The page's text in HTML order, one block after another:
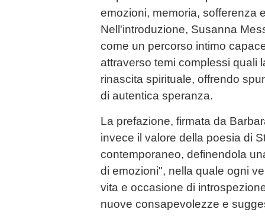
emozioni, memoria, sofferenza
Nell'introduzione, Susanna
come un percorso intimo
attraverso temi complessi quali
rinascita spirituale, offrendo
di autentica speranza.
La prefazione, firmata da
invece il valore della poesia di
contemporaneo, definendola
di emozioni", nella quale ogni
vita e occasione di
nuove consapevolezze e